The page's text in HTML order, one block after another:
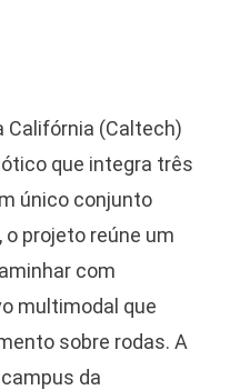
Califórnia (Caltech)
que integra três
único conjunto
, o projeto reúne um
com
multimodal que
sobre rodas. A
da